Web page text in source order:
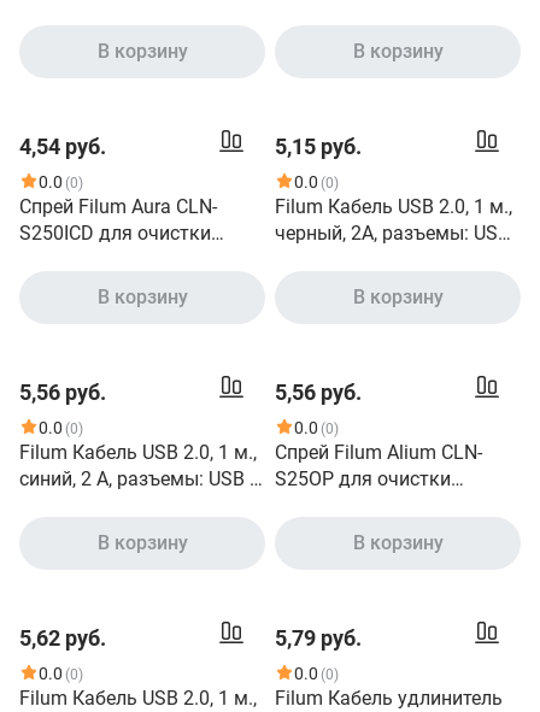
ЖК-планшетов, 100 шт
В корзину
EU-C7-1M] 873352
В корзину
4,54 руб.
0.0 (0)
Спрей Filum Aura CLN-
S250ICD для очистки
В корзину
5,15 руб.
0.0 (0)
Filum Кабель USB 2.0, 1 м.,
черный, 2A, разъемы: USB
пакет. [FL-C-U2-AM-
microBM-1M] 956702
В корзину
5,56 руб.
0.0 (0)
Filum Кабель USB 2.0, 1 м.,
синий, 2 А, разъемы: USB A
пакет. [FL-CPro-U2-AM-LM-
1M-BL1] 901873
В корзину
5,56 руб.
0.0 (0)
Спрей Filum Alium CLN-
S25OP для очистки
поверхностей, 250 мл
В корзину
5,62 руб.
0.0 (0)
Filum Кабель USB 2.0, 1 м.,
5,79 руб.
0.0 (0)
Filum Кабель удлинитель